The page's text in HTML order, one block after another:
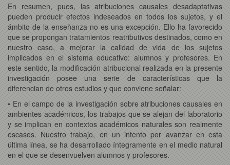
En resumen, pues, las atribuciones causales desadaptativas
pueden producir efectos indeseados en todos los sujetos, y el
ámbito de la enseñanza no es una excepción. Ello ha favorecido
que se propongan tratamientos reatributivos destinados, como en
nuestro caso, a mejorar la calidad de vida de los sujetos
implicados en el sistema educativo: alumnos y profesores. En
este sentido, la modificación atribucional realizada en la presente
investigación posee una serie de características que la
diferencian de otros estudios y que conviene señalar:
• En el campo de la investigación sobre atribuciones causales en
ambientes académicos, los trabajos que se alejan del laboratorio
y se implican en contextos académicos naturales son realmente
escasos. Nuestro trabajo, en un intento por avanzar en esta
última línea, se ha desarrollado íntegramente en el medio natural
en el que se desenvuelven alumnos y profesores.